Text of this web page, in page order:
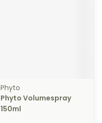
Phyto
Phyto Volumespray
150ml